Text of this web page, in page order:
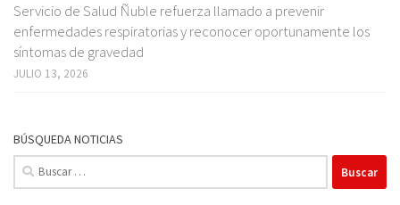
Servicio de Salud Ñuble refuerza llamado a prevenir
enfermedades respiratorias y reconocer oportunamente los
síntomas de gravedad
JULIO 13, 2026
BÚSQUEDA NOTICIAS
Buscar: